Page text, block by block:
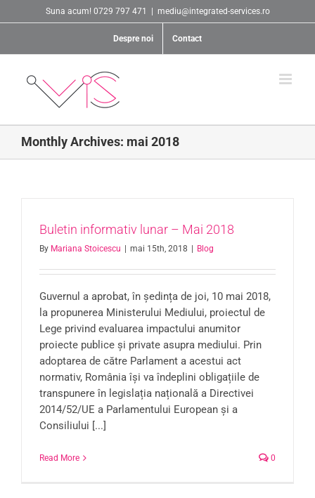
to
Suna acum! 0729 797 471 mediu@integrated-services.ro
Despre noi Contact
Monthly Archives: mai 2018
Buletin informativ lunar – Mai 2018
By Mariana Stoicescu mai 15th, 2018 Blog
Guvernul a aprobat, în ședința de joi, 10 mai 2018,
la propunerea Ministerului Mediului, proiectul de
Lege privind evaluarea impactului anumitor
proiecte publice şi private asupra mediului. Prin
adoptarea de către Parlament a acestui act
normativ, România își va îndeplini obligațiile de
transpunere în legislația națională a Directivei
2014/52/UE a Parlamentului European şi a
Consiliului [...]
Read More 0